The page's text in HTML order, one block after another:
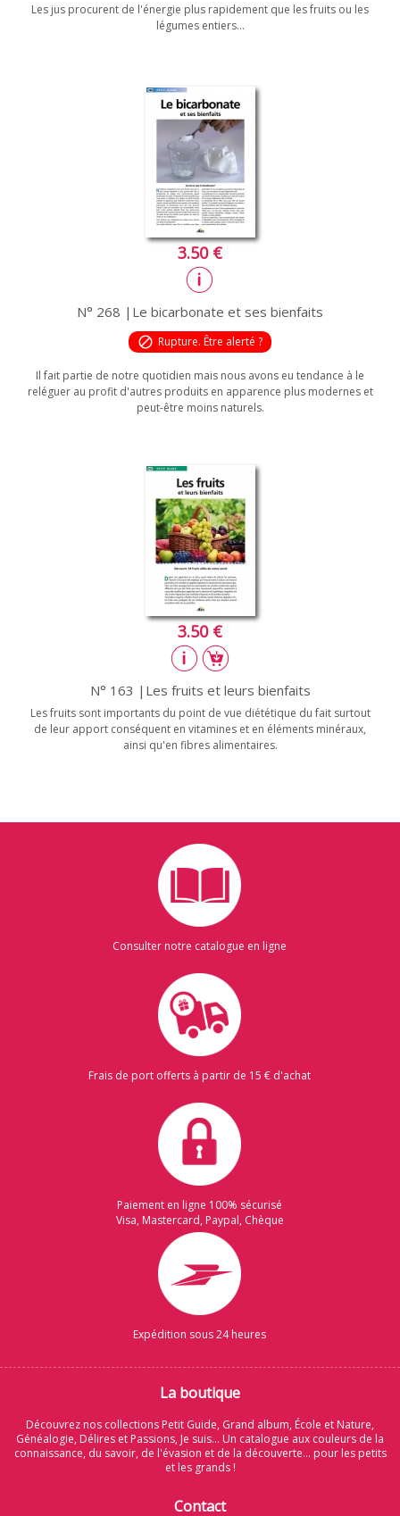
Les jus procurent de l'énergie plus rapidement que les fruits ou les
légumes entiers...
3.50 €
N° 268 |Le bicarbonate et ses bienfaits
block Rupture. Être alerté ?
Il fait partie de notre quotidien mais nous avons eu tendance à le
reléguer au profit d'autres produits en apparence plus modernes et
peut-être moins naturels.
3.50 €
N° 163 |Les fruits et leurs bienfaits
Les fruits sont importants du point de vue diététique du fait surtout
de leur apport conséquent en vitamines et en éléments minéraux,
ainsi qu'en fibres alimentaires.
Consulter notre catalogue en ligne
Frais de port offerts à partir de 15 € d'achat
Paiement en ligne 100% sécurisé
Visa, Mastercard, Paypal, Chèque
Expédition sous 24 heures
La boutique
Découvrez nos collections Petit Guide, Grand album, École et Nature,
Généalogie, Délires et Passions, Je suis... Un catalogue aux couleurs de la
connaissance, du savoir, de l'évasion et de la découverte... pour les petits
et les grands !
Contact